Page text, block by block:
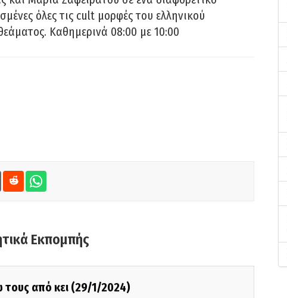
όλες τις cult μορφές του ελληνικού
Καθημερινά 08:00 με 10:00
Εκπομπής
τους από κει (29/1/2024)